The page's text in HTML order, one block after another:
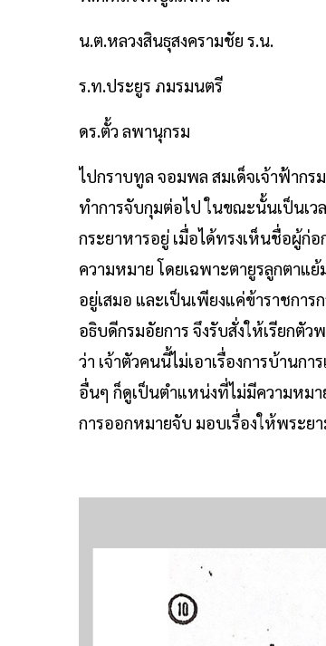
น.ต.หลวงสินธุสงครามชัย ร.น.
ร.ท.ประยูร ภมรมนตรี
ดร.ตั้ว ลพานุกรม
ไปกราบทูล จอมพล สมเด็จเจ้าฟ้าก
ทำการจับกุมต่อไป ในขณะนั้นเป็นเว
กระยาหารอยู่ เมื่อได้ทรงเห็นชื่อผู้ก่
ความหมาย โดยเฉพาะตายูรลูกตาแ
อยู่เสมอ และเป็นเพียงแค่ข้าราชกา
อธิบดีกรมอัยการ จึงรับสั่งให้เรียกตั
ว่า เจ้าตัวคนนี้ไม่เอาเรื่องการบ้านก
อื่นๆ ก็ดูเป็นตำแหน่งที่ไม่มีความหมา
การออกหมายจับ มอบเรื่องให้พระ